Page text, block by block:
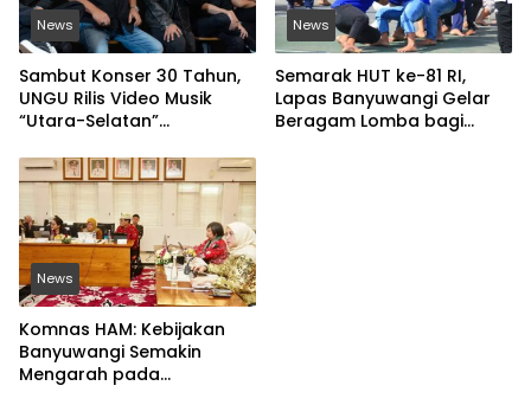
News
Sambut Konser 30 Tahun,
UNGU Rilis Video Musik
“Utara-Selatan”
News
Semarak HUT ke-81 RI,
Lapas Banyuwangi Gelar
Beragam Lomba bagi
News
Komnas HAM: Kebijakan
Banyuwangi Semakin
Mengarah pada